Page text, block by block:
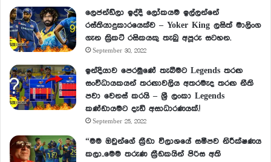
ලෙජන්ඩ්ලා ඉද්දී ලෝකයම ඉල්ලන්නේ
රස්තියාදුකාරයෙක්ව – Yoker King ලසිත් මාලිංග
ගැන ක්‍රිකට් රසිකයකු තැබු අපූරු සටහන.
September 30, 2022
ඉන්දියාව පෙරමුණේ තැබීමට Legends තරඟ
සංවිධායකයන් තරඟාවලිය අතරමැද තරඟ නීති
පවා වෙනස් කරයි – ශ්‍රී ලංකා Legends
කණ්ඩායමට දැඩි අසාධාරණයක්.!
September 25, 2022
“මම ඔවුන්ගේ ක්‍රීඩා විලාශයේ සමීපව නිරීක්ෂණය
කලා..මෙම තරුණ ක්‍රීඩකයින් පිරිස අති